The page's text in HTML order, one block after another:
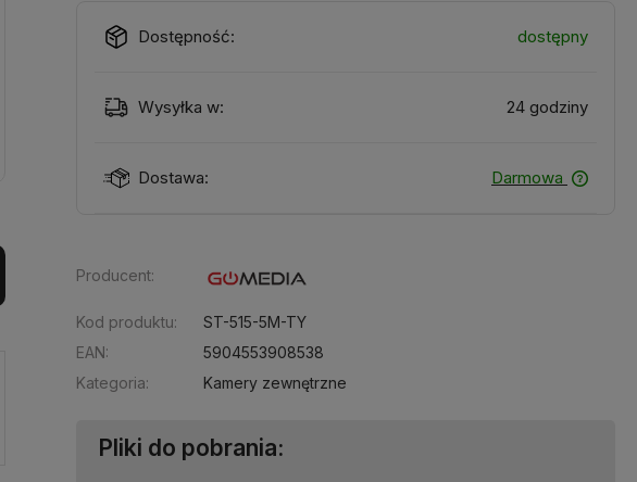
Dostępność: dostępny
Wysyłka w: 24 godziny
Dostawa: Darmowa
Producent:
Kod produktu:
ST-515-5M-TY
EAN:
5904553908538
Kategoria:
Kamery zewnętrzne
Pliki do pobrania: